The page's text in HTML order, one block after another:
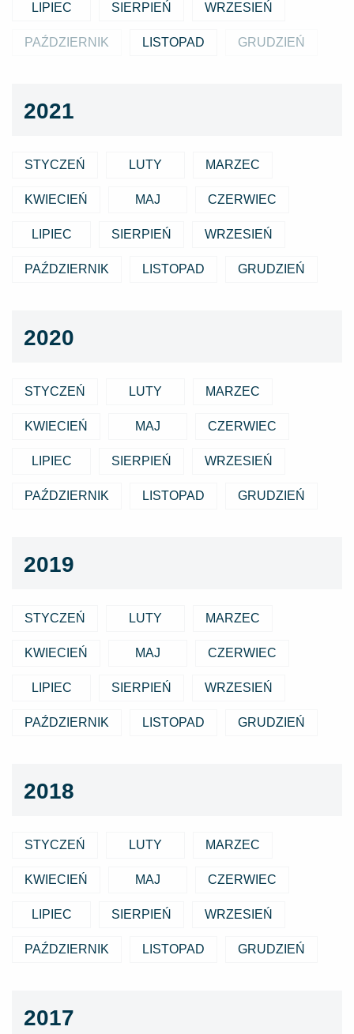
LIPIEC SIERPIEŃ WRZESIEŃ
PAŹDZIERNIK LISTOPAD GRUDZIEŃ
2021
STYCZEŃ LUTY MARZEC
KWIECIEŃ MAJ CZERWIEC
LIPIEC SIERPIEŃ WRZESIEŃ
PAŹDZIERNIK LISTOPAD GRUDZIEŃ
2020
STYCZEŃ LUTY MARZEC
KWIECIEŃ MAJ CZERWIEC
LIPIEC SIERPIEŃ WRZESIEŃ
PAŹDZIERNIK LISTOPAD GRUDZIEŃ
2019
STYCZEŃ LUTY MARZEC
KWIECIEŃ MAJ CZERWIEC
LIPIEC SIERPIEŃ WRZESIEŃ
PAŹDZIERNIK LISTOPAD GRUDZIEŃ
2018
STYCZEŃ LUTY MARZEC
KWIECIEŃ MAJ CZERWIEC
LIPIEC SIERPIEŃ WRZESIEŃ
PAŹDZIERNIK LISTOPAD GRUDZIEŃ
2017